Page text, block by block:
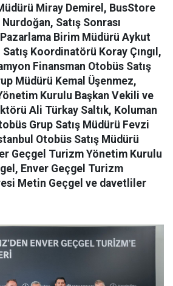
Miray Demirel, BusStore
Satış Sonrası
Birim Müdürü Aykut
Koordinatörü Koray Çıngıl,
Finansman Otobüs Satış
Müdürü Kemal Üşenmez,
Kurulu Başkan Vekili ve
Ali Türkay Saltık, Koluman
Grup Satış Müdürü Fevzi
Otobüs Satış Müdürü
Geçgel Turizm Yönetim Kurulu
Enver Geçgel Turizm
Metin Geçgel ve davetliler